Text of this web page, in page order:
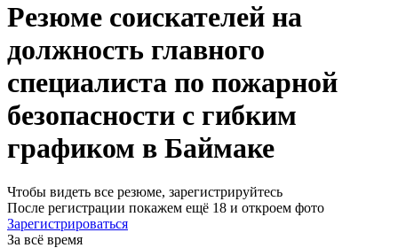
Резюме соискателей на
должность главного
специалиста по пожарной
безопасности с гибким
графиком в Баймаке
Чтобы видеть все резюме, зарегистрируйтесь
После регистрации покажем ещё 18 и откроем фото
Зарегистрироваться
За всё время